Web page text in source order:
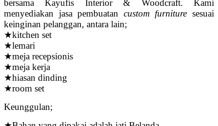
bersama Kayufis Interior & Woodcraft. Kami
menyediakan jasa pembuatan custom furniture sesuai
keinginan pelanggan, antara lain;
★kitchen set
★lemari
★meja recepsionis
★meja kerja
★hiasan dinding
★room set
Keunggulan;